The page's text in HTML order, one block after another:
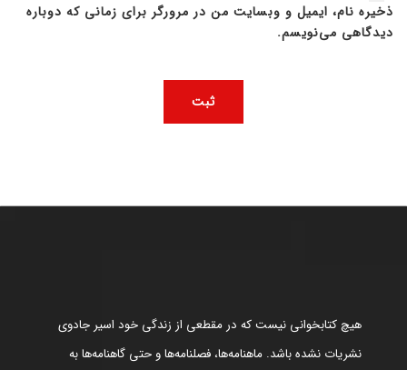
ذخیره نام، ایمیل و وبسایت من در مرورگر برای زمانی که دوباره
دیدگاهی می‌نویسم.
هیچ کتابخوانی نیست که در مقطعی از زندگی خود اسیر جادوی
نشریات نشده باشد. ماهنامه‌ها، فصلنامه‌ها و حتی گاهنامه‌ها به